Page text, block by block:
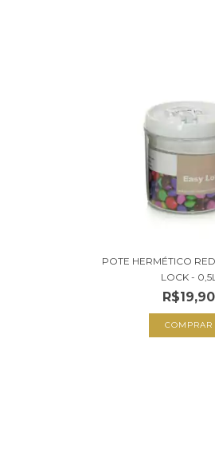
POTE HERMÉTICO
LOCK - 0,5L
R$19,90